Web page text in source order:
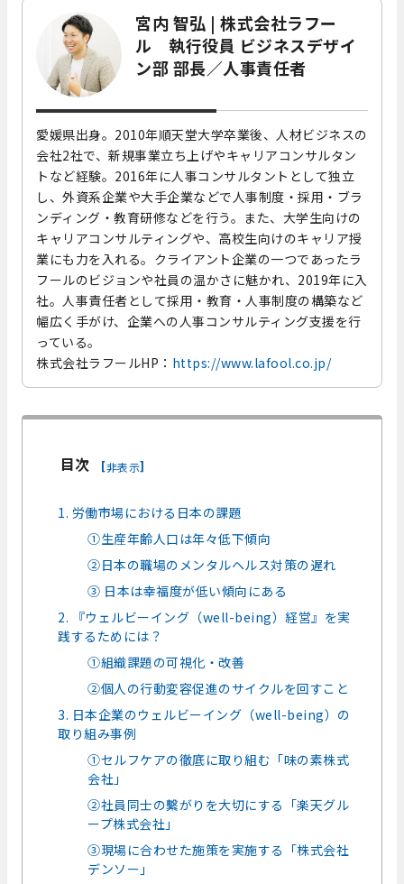
宮内 智弘 | 株式会社ラフー
ル 執行役員 ビジネスデザイ
ン部 部長／人事責任者
愛媛県出身。2010年順天堂大学卒業後、人材ビジネスの
会社2社で、新規事業立ち上げやキャリアコンサルタン
トなど経験。2016年に人事コンサルタントとして独立
し、外資系企業や大手企業などで人事制度・採用・ブラ
ンディング・教育研修などを行う。また、大学生向けの
キャリアコンサルティングや、高校生向けのキャリア授
業にも力を入れる。クライアント企業の一つであったラ
フールのビジョンや社員の温かさに魅かれ、2019年に入
社。人事責任者として採用・教育・人事制度の構築など
幅広く手がけ、企業への人事コンサルティング支援を行
っている。
株式会社ラフールHP： https://www.lafool.co.jp/
目次 [非表示]
1. 労働市場における日本の課題
①生産年齢人口は年々低下傾向
②日本の職場のメンタルヘルス対策の遅れ
③ 日本は幸福度が低い傾向にある
2. 『ウェルビーイング（well-being）経営』を実
践するためには？
①組織課題の可視化・改善
②個人の行動変容促進のサイクルを回すこと
3. 日本企業のウェルビーイング（well-being）の
取り組み事例
①セルフケアの徹底に取り組む「味の素株式
会社」
②社員同士の繫がりを大切にする「楽天グル
ープ株式会社」
③現場に合わせた施策を実施する「株式会社
デンソー」